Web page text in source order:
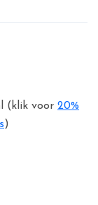
(klik voor 20%
)